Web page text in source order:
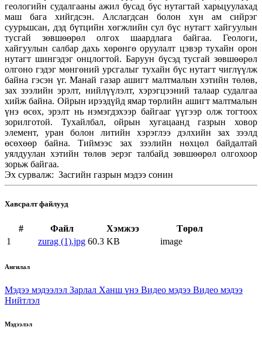
геологийн судалгааны ажил бусад бүс нутагтай харьцуулахад
маш бага хийгдсэн. Алслагдсан болон хүн ам сийрэг
суурьшсан, дэд бүтцийн хөгжлийн сул бүс нутагт хайгуулын
тусгай зөвшөөрөл олгох шаардлага байгаа. Геологи,
хайгуулын салбар дахь хөрөнгө оруулалт цэвэр тухайн орон
нутагт шингэдэг онцлогтой. Баруун бүсэд тусгай зөвшөөрөл
олгоно гэдэг мөнгөний урсгалыг тухайн бүс нутагт чиглүүлж
байна гэсэн үг. Манай газар ашигт малтмалын хэтийн төлөв,
зах зээлийн эрэлт, нийлүүлэлт, хэрэгцээний талаар судалгаа
хийж байна. Ойрын ирээдүйд ямар төрлийн ашигт малтмалын
үнэ өсөх, эрэлт нь нэмэгдэхээр байгааг үүгээр олж тогтоох
зорилготой. Тухайлбал, ойрын хугацаанд газрын ховор
элемент, уран болон литийн хэрэглээ дэлхийн зах зээлд
өсөхөөр байна. Тиймээс зах зээлийн нөхцөл байдалтай
уялдуулан хэтийн төлөв эерэг талбайд зөвшөөрөл олгохоор
зорьж байгаа.
Эх сурвалж: Засгийн газрын мэдээ сонин
Хавсралт файлууд
# Файл Хэмжээ
Төрөл
1
zurag (1).jpg 60.3 KB image
Ангилал
Мэдээ мэдээлэл Зарлал Ханш үнэ Видео мэдээ Видео мэдээ
Нийтлэл
Мэдээлэл